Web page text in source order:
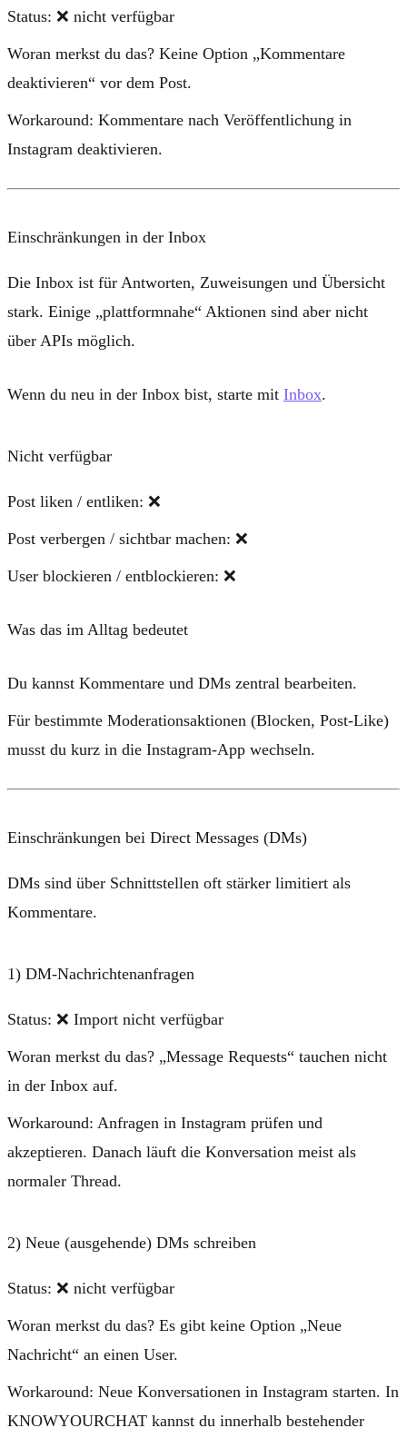
Status: ❌ nicht verfügbar
Woran merkst du das? Keine Option „Kommentare
deaktivieren“ vor dem Post.
Workaround: Kommentare nach Veröffentlichung in
Instagram deaktivieren.
Einschränkungen in der Inbox
Die Inbox ist für Antworten, Zuweisungen und Übersicht
stark. Einige „plattformnahe“ Aktionen sind aber nicht
über APIs möglich.
Wenn du neu in der Inbox bist, starte mit Inbox.
Nicht verfügbar
Post liken / entliken: ❌
Post verbergen / sichtbar machen: ❌
User blockieren / entblockieren: ❌
Was das im Alltag bedeutet
Du kannst Kommentare und DMs zentral bearbeiten.
Für bestimmte Moderationsaktionen (Blocken, Post-Like)
musst du kurz in die Instagram-App wechseln.
Einschränkungen bei Direct Messages (DMs)
DMs sind über Schnittstellen oft stärker limitiert als
Kommentare.
1) DM-Nachrichtenanfragen
Status: ❌ Import nicht verfügbar
Woran merkst du das? „Message Requests“ tauchen nicht
in der Inbox auf.
Workaround: Anfragen in Instagram prüfen und
akzeptieren. Danach läuft die Konversation meist als
normaler Thread.
2) Neue (ausgehende) DMs schreiben
Status: ❌ nicht verfügbar
Woran merkst du das? Es gibt keine Option „Neue
Nachricht“ an einen User.
Workaround: Neue Konversationen in Instagram starten. In
KNOWYOURCHAT kannst du innerhalb bestehender